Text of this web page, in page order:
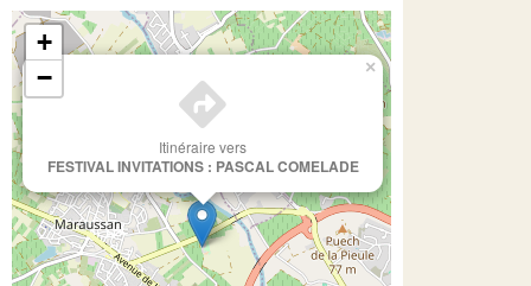
Itinéraire vers
FESTIVAL INVITATIONS : PASCAL COMELADE
×
+
−